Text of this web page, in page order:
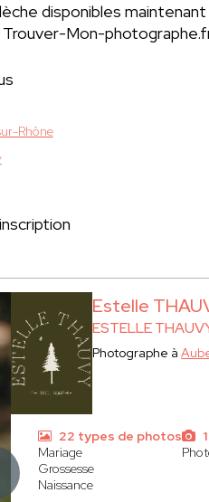
disponibles
Trouver-Mon-
Rhône
Estelle
ESTELLE
Photographe à
22 types de photos
Mariage
Grossesse
Naissance